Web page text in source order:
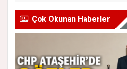
Çok Okunan Haberler